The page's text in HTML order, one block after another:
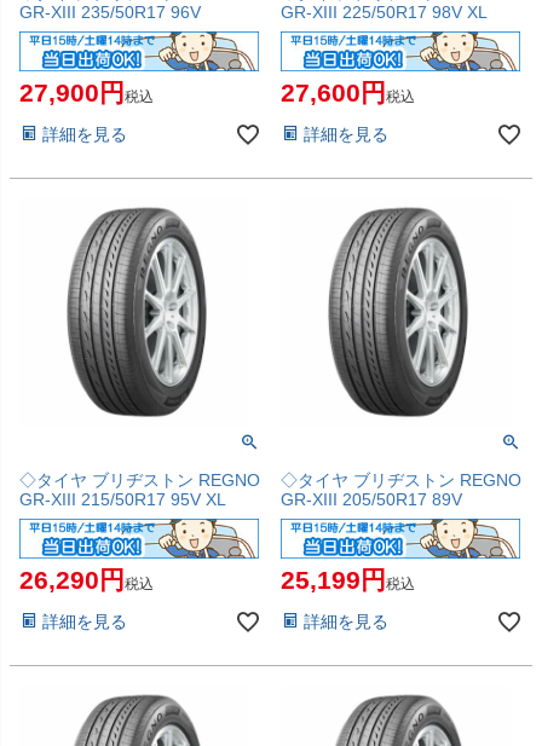
GR-XIII 235/50R17 96V
27,900 税込
詳細を見る
GR-XIII 225/50R17 98V XL
27,600 税込
詳細を見る
◇タイヤ ブリヂストン REGNO
GR-XIII 215/50R17 95V XL
26,290 税込
詳細を見る
◇タイヤ ブリヂストン REGNO
GR-XIII 205/50R17 89V
25,199 税込
詳細を見る